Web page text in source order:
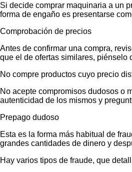
Si decide comprar maquinaria a un
forma de engaño es presentarse
Comprobación de precios
Antes de confirmar una compra,
que el de ofertas similares, piénselo
No compre productos cuyo precio
No acepte compromisos dudosos o
autenticidad de los mismos y
Prepago dudoso
Esta es la forma más habitual de
grandes cantidades de dinero y
Hay varios tipos de fraude, que